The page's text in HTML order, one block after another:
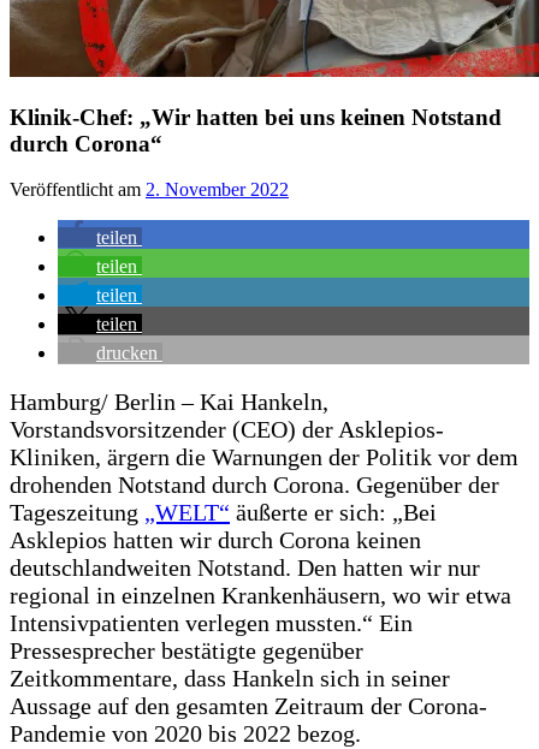
Klinik-Chef: „Wir hatten bei uns keinen Notstand
durch Corona“
Veröffentlicht am 2. November 2022
teilen
teilen
teilen
teilen
drucken
Hamburg/ Berlin – Kai Hankeln,
Vorstandsvorsitzender (CEO) der Asklepios-
Kliniken, ärgern die Warnungen der Politik vor dem
drohenden Notstand durch Corona. Gegenüber der
Tageszeitung „WELT“ äußerte er sich: „Bei
Asklepios hatten wir durch Corona keinen
deutschlandweiten Notstand. Den hatten wir nur
regional in einzelnen Krankenhäusern, wo wir etwa
Intensivpatienten verlegen mussten.“ Ein
Pressesprecher bestätigte gegenüber
Zeitkommentare, dass Hankeln sich in seiner
Aussage auf den gesamten Zeitraum der Corona-
Pandemie von 2020 bis 2022 bezog.